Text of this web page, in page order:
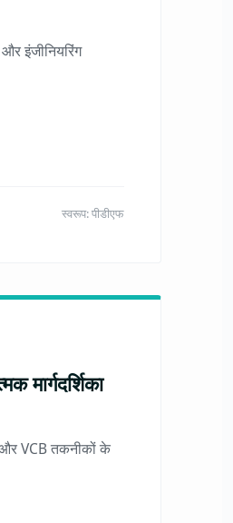
इंजीनियरिंग
स्वरूप: पीडीएफ
मार्गदर्शिका
VCB तकनीकों के